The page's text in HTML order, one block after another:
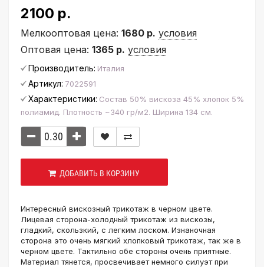
2100 р.
Мелкооптовая цена: 1680 р. условия
Оптовая цена: 1365 р. условия
Производитель: Италия
Артикул: 7022591
Характеристики: Состав 50% вискоза 45% хлопок 5%
полиамид. Плотность ~340 гр/м2. Ширина 134 см.
ДОБАВИТЬ В КОРЗИНУ
Интересный вискозный трикотаж в черном цвете.
Лицевая сторона-холодный трикотаж из вискозы,
гладкий, скользкий, с легким лоском. Изнаночная
сторона это очень мягкий хлопковый трикотаж, так же в
черном цвете. Тактильно обе стороны очень приятные.
Материал тянется, просвечивает немного силуэт при